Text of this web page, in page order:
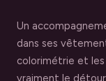
Un
dans ses
colorimétrie et
vraiment le